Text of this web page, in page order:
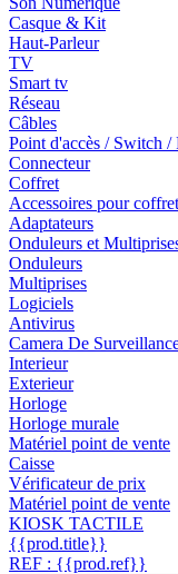
Casque & Kit
Haut-Parleur
TV
Smart tv
Réseau
Câbles
Point d'accès / Switch /
Connecteur
Coffret
Accessoires pour coffret
Adaptateurs
Onduleurs et
Onduleurs
Multiprises
Logiciels
Antivirus
Camera De
Interieur
Exterieur
Horloge
Horloge murale
Matériel point de vente
Caisse
Vérificateur de prix
Matériel point de vente
KIOSK TACTILE
{{prod.title}}
REF : {{prod.ref}}